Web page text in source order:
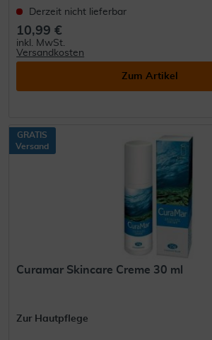
Derzeit nicht lieferbar
10,99 €
inkl. MwSt.
Versandkosten
Zum Artikel
GRATIS
Versand
Curamar Skincare Creme 30 ml
Zur Hautpflege